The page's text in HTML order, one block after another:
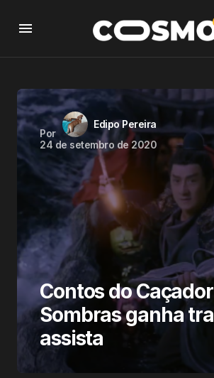
Por
Edipo Pereira
24 de setembro de 2020
Contos do
Sombras ganha
assista